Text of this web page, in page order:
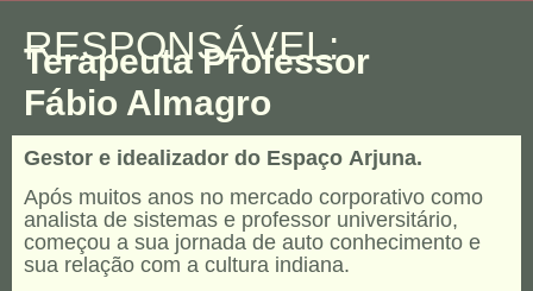
RESPONSÁVEL:
Terapeuta Professor
Fábio Almagro
Gestor e idealizador do Espaço Arjuna.
Após muitos anos no mercado corporativo como
analista de sistemas e professor universitário,
começou a sua jornada de auto conhecimento e
sua relação com a cultura indiana.